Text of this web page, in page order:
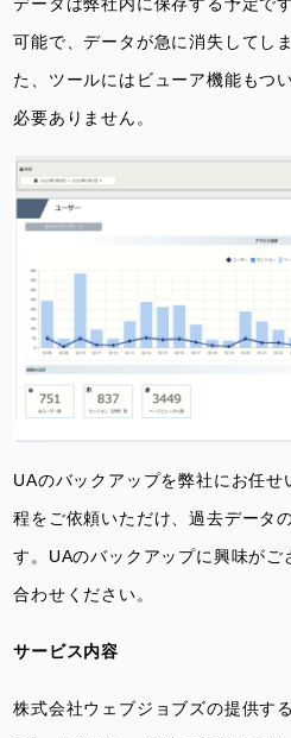
データは弊社内に保存する予定で
可能で、データが急に消失してし
た、ツールにはビューア機能もつ
必要ありません。
UAのバックアップを弊社にお任
程をご依頼いただけ、過去データ
す。UAのバックアップに興味が
合わせください。
サービス内容
株式会社ウェブジョブズの提供す